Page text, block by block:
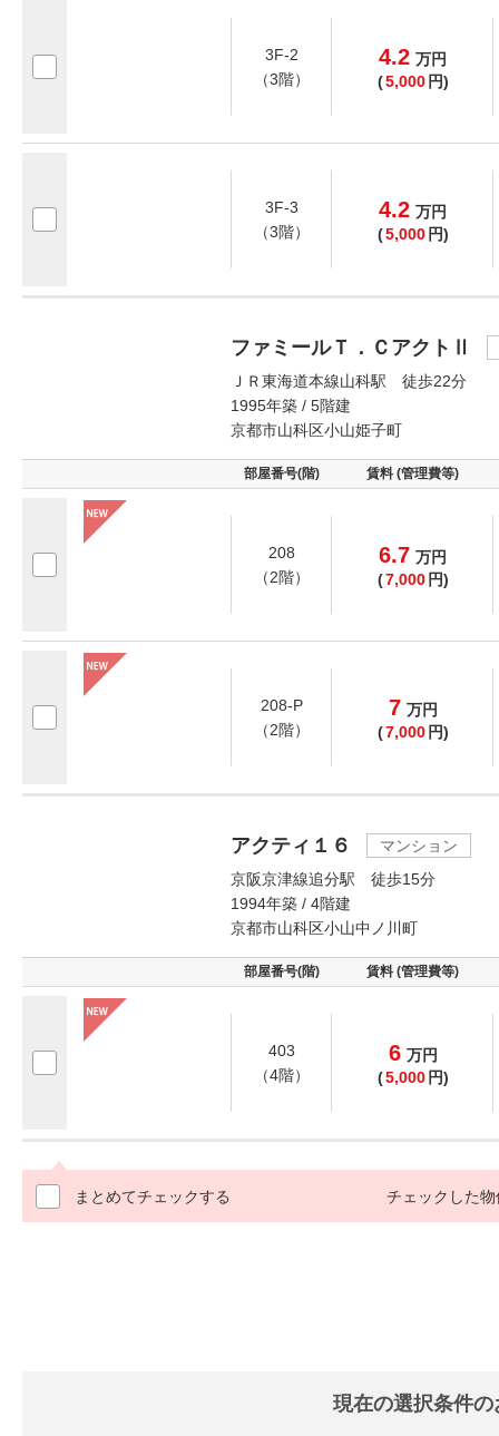
3F-2
（3階）
4.2 万円
(5,000 円)
3F-3
（3階）
4.2 万円
(5,000 円)
ファミールＴ．ＣアクトⅡ
ＪＲ東海道本線山科駅 徒歩22分
1995年築 / 5階建
京都市山科区小山姫子町
部屋番号(階) 賃料 (管理費等)
208
（2階）
6.7 万円
(7,000 円)
208-P
（2階）
7 万円
(7,000 円)
アクティ１６
マンション
京阪京津線追分駅 徒歩15分
1994年築 / 4階建
京都市山科区小山中ノ川町
部屋番号(階) 賃料 (管理費等)
403
（4階）
6 万円
(5,000 円)
まとめてチェックする チェックした物
現在の選択条件